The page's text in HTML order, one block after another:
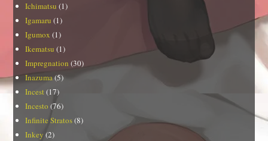
Ichimatsu (1)
Igamaru (1)
Igumox (1)
Ikematsu (1)
Impregnation (30)
Inazuma(5)
Incest (17)
Incesto (76)
Infinite Stratos(8)
Inkey (2)